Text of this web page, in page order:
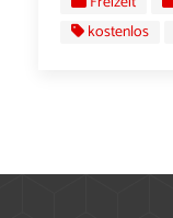
kostenlos